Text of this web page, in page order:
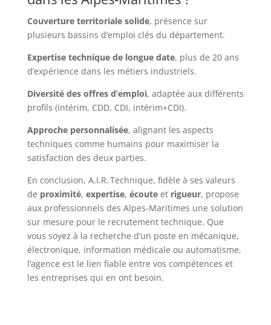
Couverture territoriale solide, présence sur
plusieurs bassins d’emploi clés du département.
Expertise technique de longue date, plus de 20 ans
d’expérience dans les métiers industriels.
Diversité des offres d’emploi, adaptée aux différents
profils (intérim, CDD, CDI, intérim+CDI).
Approche personnalisée, alignant les aspects
techniques comme humains pour maximiser la
satisfaction des deux parties.
En conclusion, A.I.R. Technique, fidèle à ses valeurs
de proximité, expertise, écouteet rigueur, propose
aux professionnels des Alpes‑Maritimes une solution
sur mesure pour le recrutement technique. Que
vous soyez à la recherche d’un poste en mécanique,
électronique, information médicale ou automatisme,
l’agence est le lien fiable entre vos compétences et
les entreprises qui en ont besoin.